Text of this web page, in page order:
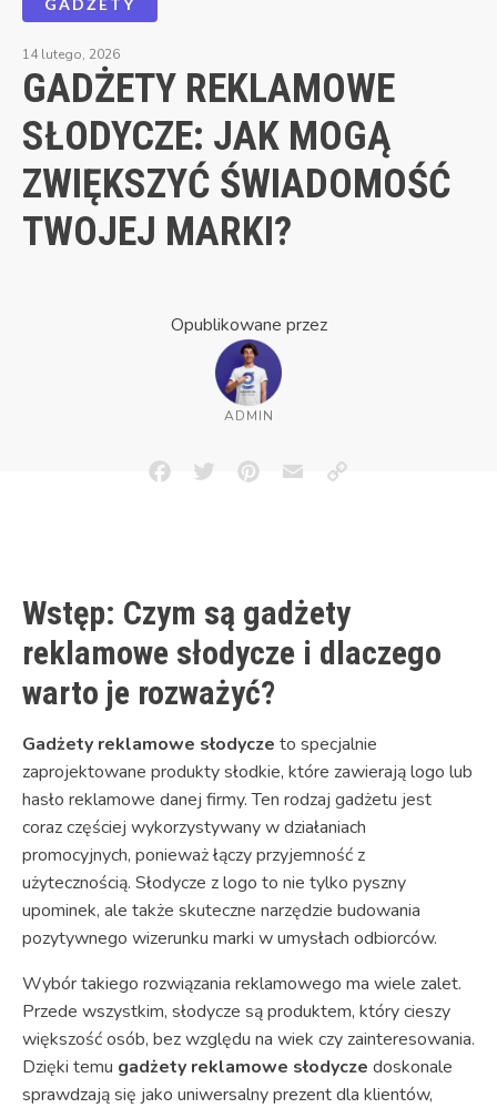
14 lutego, 2026
GADŻETY REKLAMOWE
SŁODYCZE: JAK MOGĄ
ZWIĘKSZYĆ ŚWIADOMOŚĆ
TWOJEJ MARKI?
Opublikowane przez
ADMIN
FacebookTwitterPinterestEmailCopy
Wstęp: Czym są gadżety
reklamowe słodycze i dlaczego
warto je rozważyć?
Gadżety reklamowe słodycze to specjalnie
zaprojektowane produkty słodkie, które zawierają logo lub
hasło reklamowe danej firmy. Ten rodzaj gadżetu jest
coraz częściej wykorzystywany w działaniach
promocyjnych, ponieważ łączy przyjemność z
użytecznością. Słodycze z logo to nie tylko pyszny
upominek, ale także skuteczne narzędzie budowania
pozytywnego wizerunku marki w umysłach odbiorców.
Wybór takiego rozwiązania reklamowego ma wiele zalet.
Przede wszystkim, słodycze są produktem, który cieszy
większość osób, bez względu na wiek czy zainteresowania.
Dzięki temu gadżety reklamowe słodycze doskonale
sprawdzają się jako uniwersalny prezent dla klientów,